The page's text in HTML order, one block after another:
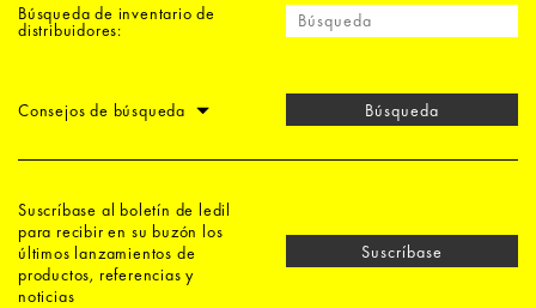
Búsqueda de inventario de
distribuidores:
Consejos de búsqueda Búsqueda
Suscríbase al boletín de ledil
para recibir en su buzón los
últimos lanzamientos de
productos, referencias y
noticias
Suscríbase